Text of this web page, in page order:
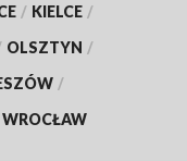
/ KIELCE /
OLSZTYN /
/
WROCŁAW